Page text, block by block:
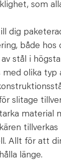
som
dig
både hos
stål i
olika typ
slitage
material
tillverkas
Allt för att
länge.